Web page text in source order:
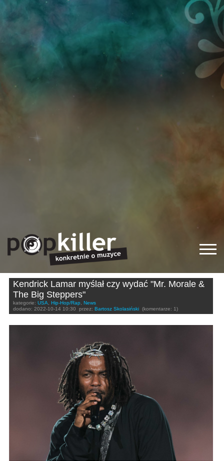
Kendrick Lamar myślał czy wydać "Mr. Morale &
The Big Steppers"
kategorie: USA, Hip-Hop/Rap, News
dodano: 2022-10-14 10:30 przez: Bartosz Skolasiński (komentarze: 1)